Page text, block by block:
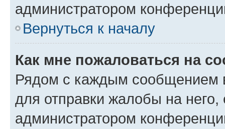
администратором
Вернуться к началу
Как мне пожаловаться на
Рядом с каждым сообщением
для отправки жалобы на
администратором